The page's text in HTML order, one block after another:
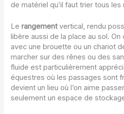
de matériel qu’il faut trier tous les
Lerangementvertical, rendu
libère aussi de la place au sol.
avec une brouette ou un chariot
marcher sur des rênes ou des
fluide est particulièrement
équestres où les passages sont
devient un lieu où l’on aime
seulement un espace de